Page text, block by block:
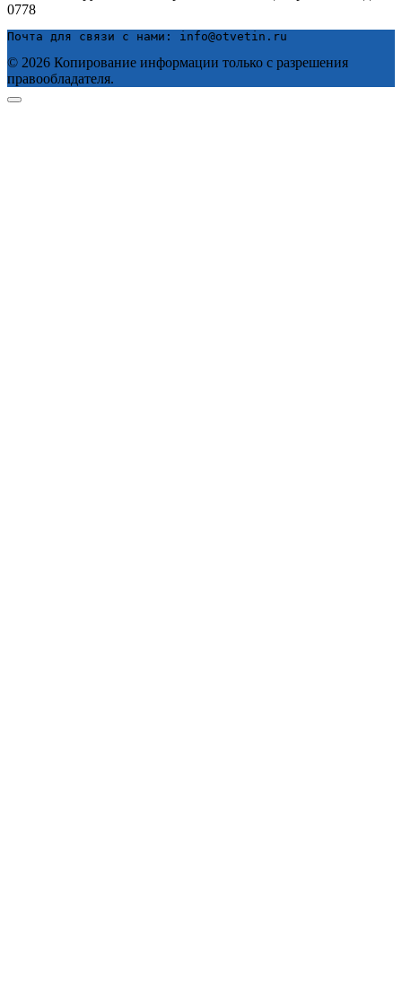
0778
Почта для связи с нами: info@otvetin.ru
© 2026 Копирование информации только с разрешения
правообладателя.